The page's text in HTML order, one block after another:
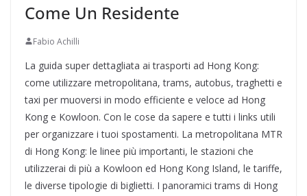
Come Un Residente
Fabio Achilli
La guida super dettagliata ai trasporti ad Hong Kong:
come utilizzare metropolitana, trams, autobus, traghetti e
taxi per muoversi in modo efficiente e veloce ad Hong
Kong e Kowloon. Con le cose da sapere e tutti i links utili
per organizzare i tuoi spostamenti. La metropolitana MTR
di Hong Kong: le linee più importanti, le stazioni che
utilizzerai di più a Kowloon ed Hong Kong Island, le tariffe,
le diverse tipologie di biglietti. I panoramici trams di Hong